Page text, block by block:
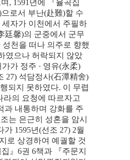
, 1591 년에 『율곡집
으로서 부난(赴難)할 수
자가 이천에서 주필하
廷馨)의 군중에서 군무
성천을 떠나 의주로 향했
였으나 허락되지 않았
가 정주 · 영유(永柔)
27) 석담정사(石潭精舍)
되지 못하였다. 이 무렵
라의 요청에 따르자고
과 내통하며 강화를 주
는 은근히 성혼을 암시
가 1595년(선조 27) 2월
로 상경하여 예궐할 것
』 6권 6책과 『주문지